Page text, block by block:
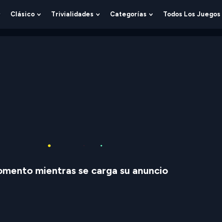
Show
Clásico
Show
Trivialidades
Show
Categorías
Show
Todos Los Juegos
mientras se carga su anuncio